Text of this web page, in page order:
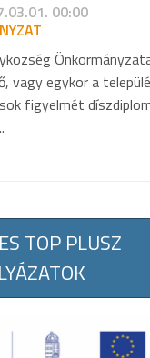
00:00
vagy egykor a
figyelmét
TOP PLUSZ